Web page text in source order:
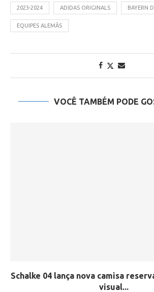
2023-2024 ADIDAS ORIGINALS BAYERN
EQUIPES ALEMÃS
VOCÊ TAMBÉM PODE
Schalke 04 lança nova camisa
visual...